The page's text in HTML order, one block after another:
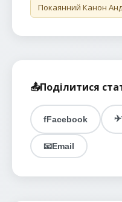
Покаянний Канон
📤Поділитися
fFacebook ✈️
📧Email